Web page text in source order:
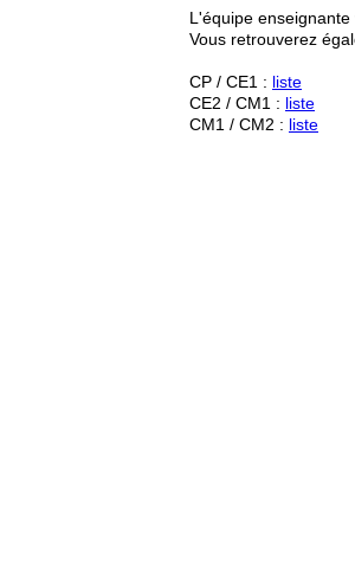
L'équipe
Vous retrouverez
CP / CE1 : liste
CE2 / CM1 : liste
CM1 / CM2 : liste